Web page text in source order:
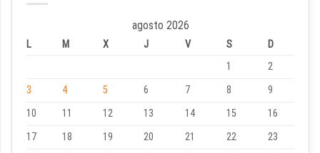
agosto 2026
L M X J V S
D
1
2
3
4 5 6 7 8
9
10
11 12 13 14 15
16
17
18 19 20 21 22
23